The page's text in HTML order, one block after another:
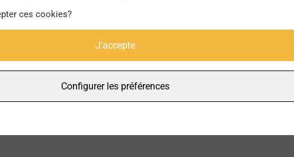
ces cookies?
J'accepte
Configurer les préférences